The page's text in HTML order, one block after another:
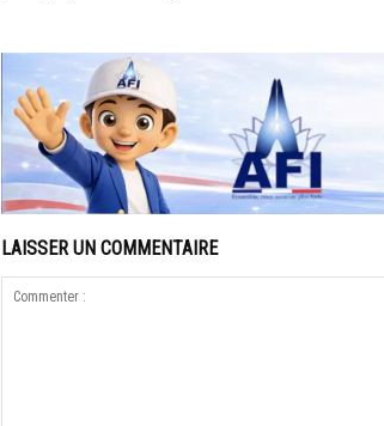
LAISSER UN COMMENTAIRE